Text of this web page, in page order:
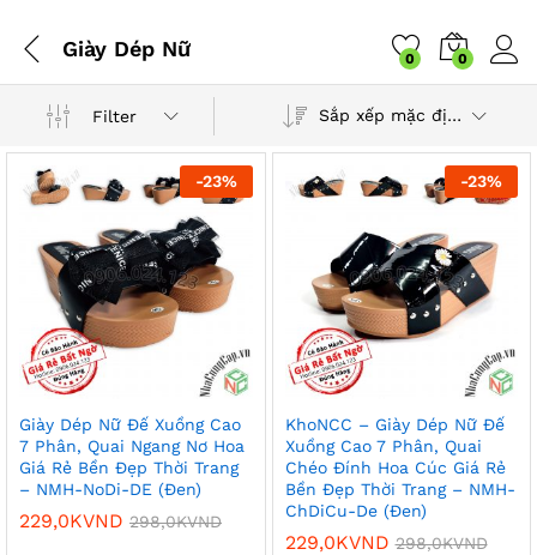
Giày Dép Nữ 0 0
Filter Sắp xếp mặc định
-23%
Giày Dép Nữ Đế Xuồng Cao
7 Phân, Quai Ngang Nơ Hoa
Giá Rẻ Bền Đẹp Thời Trang
– NMH-NoDi-DE (Đen)
229,0KVND 298,0KVND
-23%
KhoNCC – Giày Dép Nữ Đế
Xuồng Cao 7 Phân, Quai
Chéo Đính Hoa Cúc Giá Rẻ
Bền Đẹp Thời Trang – NMH-
ChDiCu-De (Đen)
229,0KVND 298,0KVND